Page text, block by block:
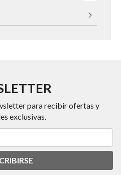
para recibir ofertas y
exclusivas.